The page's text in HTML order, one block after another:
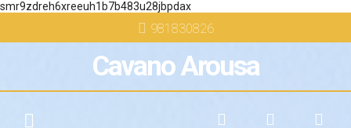
smr9zdreh6xreeuh1b7b483u28jbpdax
Cavano Arousa
981830826